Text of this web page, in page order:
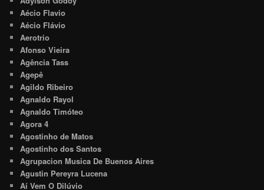
Aécio Flavio
Aécio Flávio
Aerotrio
Afonso Vieira
Agência Tass
Agepê
Agildo Ribeiro
Agnaldo Rayol
Agnaldo Timóteo
Agora 4
Agostinho de Matos
Agostinho dos Santos
Agrupacion Musica De Buenos Aires
Agustin Pereyra Lucena
Aí Vem O Dilúvio